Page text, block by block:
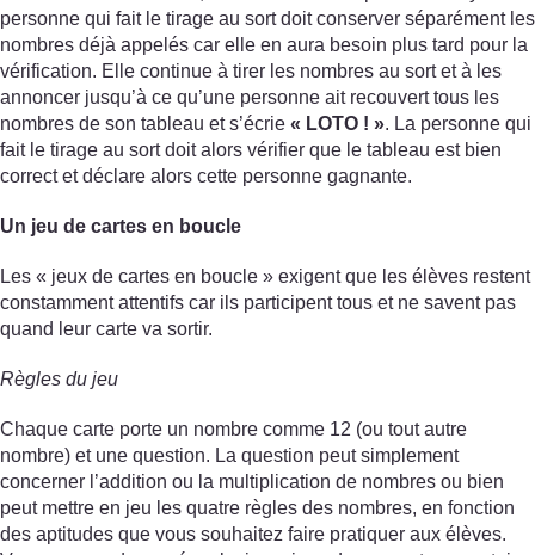
personne qui fait le tirage au sort doit conserver séparément les
nombres déjà appelés car elle en aura besoin plus tard pour la
vérification. Elle continue à tirer les nombres au sort et à les
annoncer jusqu’à ce qu’une personne ait recouvert tous les
nombres de son tableau et s’écrie « LOTO ! ». La personne qui
fait le tirage au sort doit alors vérifier que le tableau est bien
correct et déclare alors cette personne gagnante.
Un jeu de cartes en boucle
Les « jeux de cartes en boucle » exigent que les élèves restent
constamment attentifs car ils participent tous et ne savent pas
quand leur carte va sortir.
Règles du jeu
Chaque carte porte un nombre comme 12 (ou tout autre
nombre) et une question. La question peut simplement
concerner l’addition ou la multiplication de nombres ou bien
peut mettre en jeu les quatre règles des nombres, en fonction
des aptitudes que vous souhaitez faire pratiquer aux élèves.